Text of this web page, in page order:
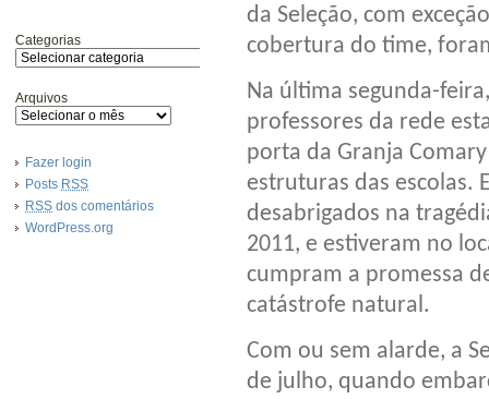
Categorias
Arquivos
Fazer login
Posts RSS
RSS dos comentários
WordPress.org
da Seleção, com
cobertura do time,
Na última segunda-
professores da rede
porta da Granja
estruturas das escolas.
desabrigados na
2011, e estiveram no
cumpram a promessa
catástrofe natural.
Com ou sem alarde, a
de julho, quando